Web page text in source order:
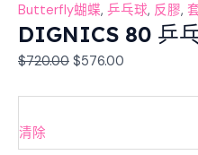
Butterfly蝴蝶, 乒乓球, 反膠,
DIGNICS 80 乒
$720.00 $576.00
清除